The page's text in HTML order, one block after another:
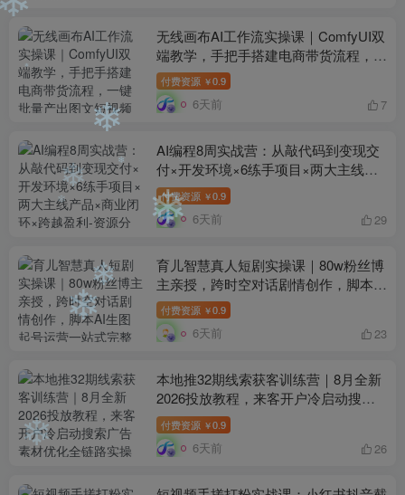
无线画布AI工作流实操课｜ComfyUI双
端教学，手把手搭建电商带货流程，一
键批量产出图文短视频素材
付费资源 ￥0.9
6天前 7
AI编程8周实战营：从敲代码到变现交
付×开发环境×6练手项目×两大主线产
品×商业闭环×跨越盈利
付费资源 ￥0.9
6天前 29
育儿智慧真人短剧实操课｜80w粉丝博
主亲授，跨时空对话剧情创作，脚本AI
生图起号运营一站式完整教学
付费资源 ￥0.9
6天前 23
本地推32期线索获客训练营｜8月全新
2026投放教程，来客开户冷启动搜索
广告素材优化全链路实操教学
付费资源 ￥0.9
6天前 26
❄
❄
❄
❄
❄
❄
❄
❄